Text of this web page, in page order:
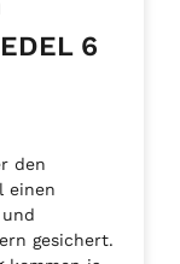
6
den
einen
gesichert.